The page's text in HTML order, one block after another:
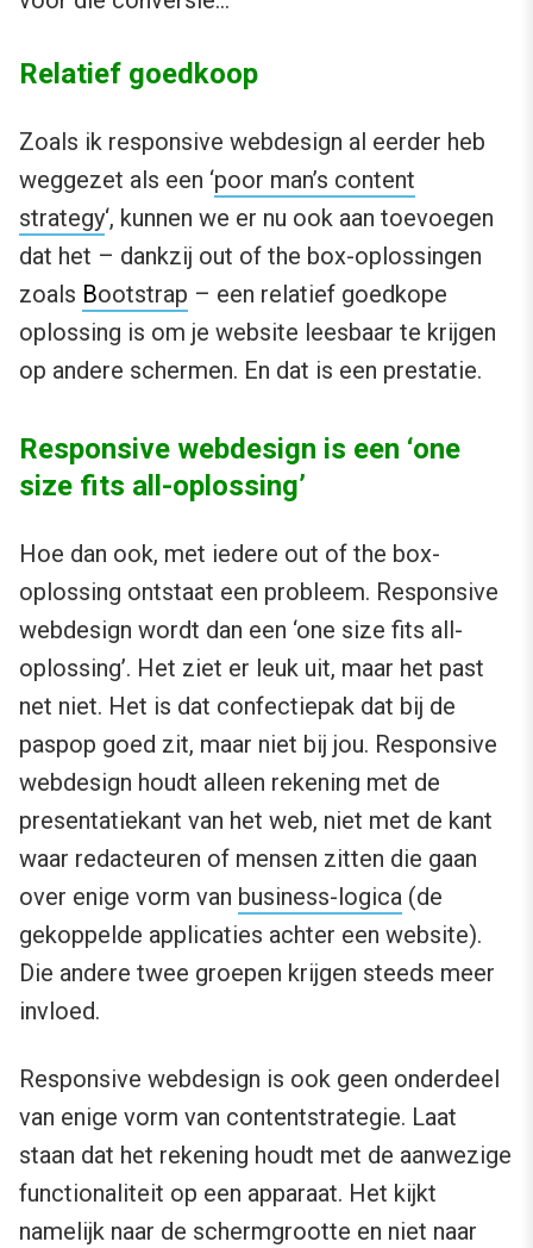
Relatief goedkoop
Zoals ik responsive webdesign al eerder heb
weggezet als een ‘poor man’s content
strategy‘, kunnen we er nu ook aan toevoegen
dat het – dankzij out of the box-oplossingen
zoals Bootstrap – een relatief goedkope
oplossing is om je website leesbaar te krijgen
op andere schermen. En dat is een prestatie.
Responsive webdesign is een ‘one
size fits all-oplossing’
Hoe dan ook, met iedere out of the box-
oplossing ontstaat een probleem. Responsive
webdesign wordt dan een ‘one size fits all-
oplossing’. Het ziet er leuk uit, maar het past
net niet. Het is dat confectiepak dat bij de
paspop goed zit, maar niet bij jou. Responsive
webdesign houdt alleen rekening met de
presentatiekant van het web, niet met de kant
waar redacteuren of mensen zitten die gaan
over enige vorm van business-logica (de
gekoppelde applicaties achter een website).
Die andere twee groepen krijgen steeds meer
invloed.
Responsive webdesign is ook geen onderdeel
van enige vorm van contentstrategie. Laat
staan dat het rekening houdt met de aanwezige
functionaliteit op een apparaat. Het kijkt
namelijk naar de schermgrootte en niet naar